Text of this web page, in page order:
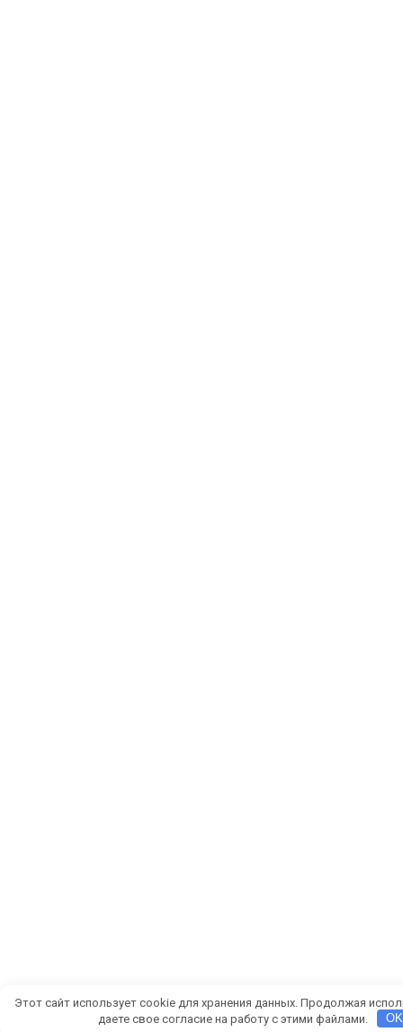
Этот сайт использует cookie для хранения данных. Продолжая
даете свое согласие на работу с этими файлами.
OK